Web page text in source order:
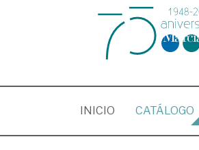
INICIO (CURRENT)
CATÁLOGO